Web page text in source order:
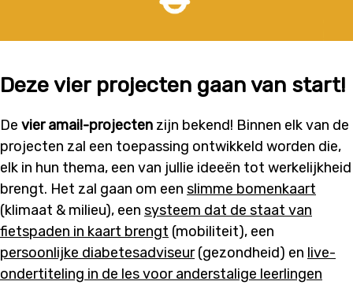
Deze vier projecten gaan van start!
De vier amai!-projecten zijn bekend! Binnen elk van de
projecten zal een toepassing ontwikkeld worden die,
elk in hun thema, een van jullie ideeën tot werkelijkheid
brengt. Het zal gaan om een slimme bomenkaart
(klimaat & milieu), een systeem dat de staat van
fietspaden in kaart brengt (mobiliteit), een
persoonlijke diabetesadviseur(gezondheid) en live-
ondertiteling in de les voor anderstalige leerlingen